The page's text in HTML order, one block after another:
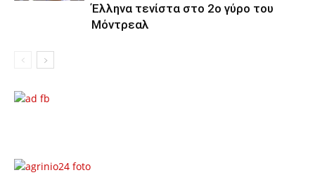
Έλληνα τενίστα στο 2ο γύρο του
Μόντρεαλ